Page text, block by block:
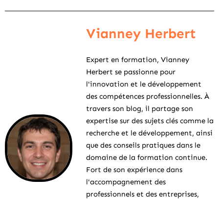
Vianney Herbert
Expert en formation, Vianney
Herbert se passionne pour
l'innovation et le développement
des compétences professionnelles. À
travers son blog, il partage son
expertise sur des sujets clés comme la
recherche et le développement, ainsi
que des conseils pratiques dans le
domaine de la formation continue.
Fort de son expérience dans
l'accompagnement des
professionnels et des entreprises,